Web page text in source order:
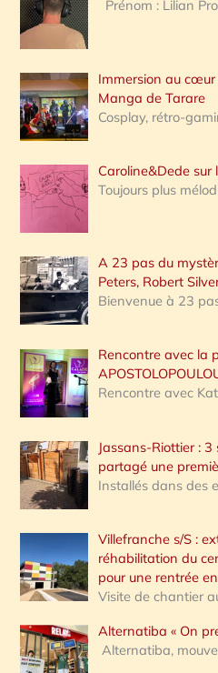
e
:
Prénom : Lilian
Immersion au
Manga de Tarare
Cosplay, rétro-
Caroline&Dede
Toujours plus
A 23 pas du
Peters, Robert
Bienvenue à 23
Rencontre avec la
Rencontre avec
Jassans-Riottier :
partagé une
Installés dans des
Villefranche s/S :
réhabilitation du
pour une rentrée
Visite de chantier
Alternatiba « On
Alternatiba,